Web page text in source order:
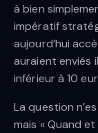
à bien
impératif
aujourd’hui
auraient enviés
inférieur à 10
La question
mais « Quand